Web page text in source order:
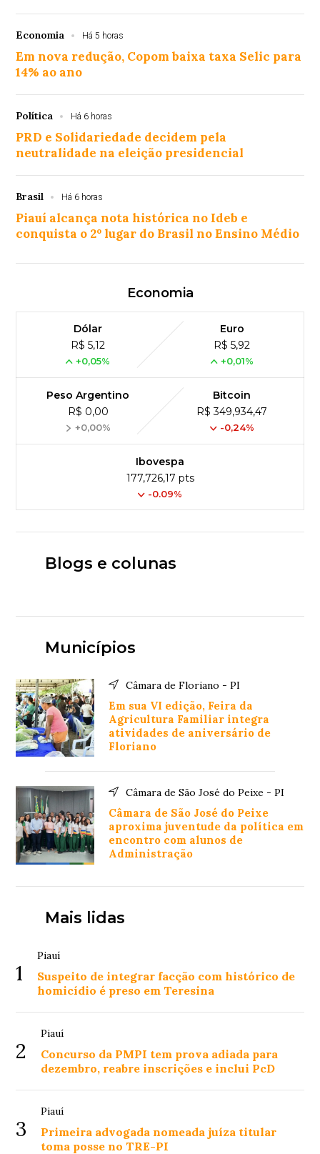
Economia Há 5 horas
Em nova redução, Copom baixa taxa Selic para
14% ao ano
Política Há 6 horas
PRD e Solidariedade decidem pela
neutralidade na eleição presidencial
Brasil Há 6 horas
Piauí alcança nota histórica no Ideb e
conquista o 2º lugar do Brasil no Ensino Médio
Economia
Dólar
R$ 5,12
+0,05%
Euro
R$ 5,92
+0,01%
Peso Argentino
R$ 0,00
+0,00%
Bitcoin
R$ 349,934,47
-0,24%
Ibovespa
177,726,17 pts
-0.09%
Blogs e colunas
Municípios
Câmara de Floriano - PI
Em sua VI edição, Feira da
Agricultura Familiar integra
atividades de aniversário de
Floriano
Câmara de São José do Peixe - PI
Câmara de São José do Peixe
aproxima juventude da política em
encontro com alunos de
Administração
Mais lidas
1
Piauí
Suspeito de integrar facção com histórico de
homicídio é preso em Teresina
2
Piauí
Concurso da PMPI tem prova adiada para
dezembro, reabre inscrições e inclui PcD
3
Piauí
Primeira advogada nomeada juíza titular
toma posse no TRE-PI